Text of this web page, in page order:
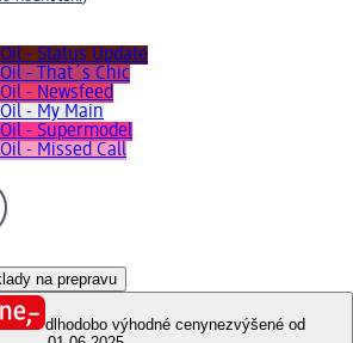
- Status Update
- That´s Chic
- Newsfeed
- My Main
- Supermodel
- Missed Call
na prepravu
dlhodobo výhodné cenynezvýšené od